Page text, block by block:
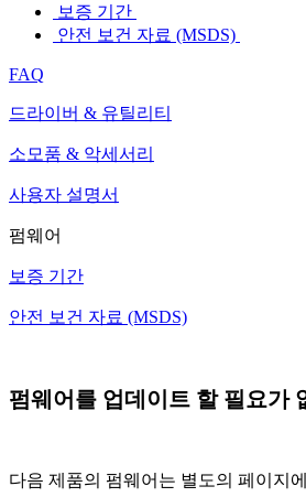
보증 기간
안전 보건 자료 (MSDS)
FAQ
드라이버 & 유틸리티
소모품 & 악세서리
사용자 설명서
펌웨어
보증 기간
안전 보건 자료 (MSDS)
펌웨어를 업데이트 할 필요가
다음 제품의 펌웨어는 별도의 페이지